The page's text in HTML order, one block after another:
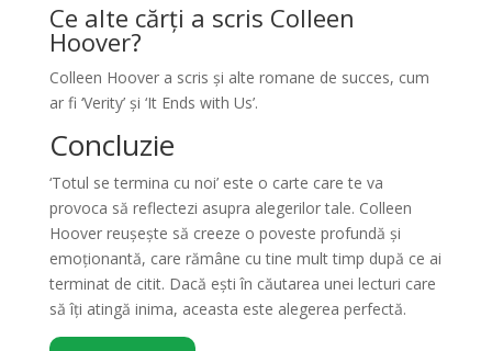
Ce alte cărți a scris Colleen
Hoover?
Colleen Hoover a scris și alte romane de succes, cum
ar fi ‘Verity’ și ‘It Ends with Us’.
Concluzie
‘Totul se termina cu noi’ este o carte care te va
provoca să reflectezi asupra alegerilor tale. Colleen
Hoover reușește să creeze o poveste profundă și
emoționantă, care rămâne cu tine mult timp după ce ai
terminat de citit. Dacă ești în căutarea unei lecturi care
să îți atingă inima, aceasta este alegerea perfectă.